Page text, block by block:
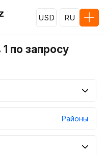
USD RU
по запросу
Районы